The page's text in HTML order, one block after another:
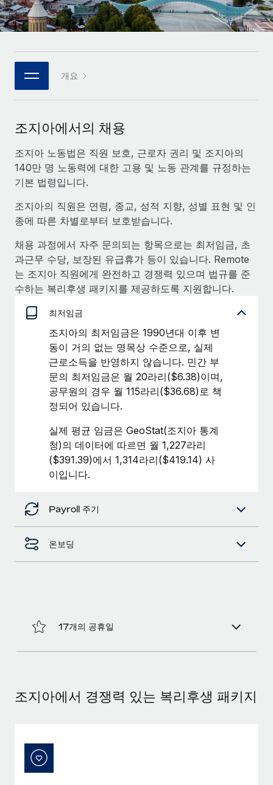
플랫폼
연결
MCP를 사용하여 모든 AI 도구를 Remote에 연결 가능
통합
서비스
전문가 상담
신원 조사
Compliance Watchtower
규정 준수 관련 위험에 선제적으로 대응
기기 관리
전 세계 IT 장비 제공 및 추적 관리
법인 설립
법인 설립을 빠르고 준법적으로 지원
글로벌 인재 이동 및 전근
직원 해외 이전을 간편하게 처리
복리후생
손쉬운 직원 복리후생 관리
엔터프라이즈
대기업을 위한 글로벌 HR
전략적 기술 파트너
플랫폼에 글로벌 HR을 유연하게 통합
파트너 되기
Remote Build 곧 제공 예정
통합 및 AI 자동화 컨설팅
사례 연구
HR 용어집
직무 설명 라이브러리
웨비나
급여 및 인재 인사이트
인사이트 센터
지원받기
모든 리소스 보기
블로그
계약자 관리
블로그 둘러보기
Remote 제품 관련 소식: Gusto 및 Xero와의 통합과
Remote Contractor Management Plus
Remote의 사명은 모든 규모의 기업이 전 세계 어디서든 업무에 가
장 적합 사람을 찾아 채용 및 관리하고 급여를 지급하도록 돕는 것
입니다. 이를 위해 최근 몇 주 동안 새로운...
자세히 알아보기
비디오 콘텐츠를 활용한 마케팅이 계속해서 인기를 끌면서, 기업들
Italiano
Português (Portugal)
日本語
中文（简体）
개요
조지아에서의 채용
조지아 노동법은 직원 보호, 근로자 권리 및 조지아의
140만 명 노동력에 대한 고용 및 노동 관계를 규정하는
기본 법령입니다.
조지아의 직원은 연령, 종교, 성적 지향, 성별 표현 및 인
종에 따른 차별로부터 보호받습니다.
채용 과정에서 자주 문의되는 항목으로는 최저임금, 초
과근무 수당, 보장된 유급휴가 등이 있습니다. Remote
는 조지아 직원에게 완전하고 경쟁력 있으며 법규를 준
수하는 복리후생 패키지를 제공하도록 지원합니다.
최저임금
조지아의 최저임금은 1990년대 이후 변
동이 거의 없는 명목상 수준으로, 실제
근로소득을 반영하지 않습니다. 민간 부
문의 최저임금은 월 20라리($6.38)이며,
공무원의 경우 월 115라리($36.68)로 책
정되어 있습니다.
실제 평균 임금은 GeoStat(조지아 통계
청)의 데이터에 따르면 월 1,227라리
($391.39)에서 1,314라리($419.14) 사
이입니다.
Payroll 주기
온보딩
17개의 공휴일
조지아에서 경쟁력 있는 복리후생 패키지